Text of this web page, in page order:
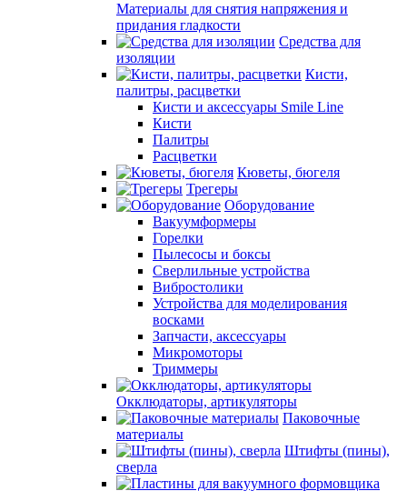
Материалы для снятия напряжения и
придания гладкости
Средства для
изоляции
Кисти,
палитры, расцветки
Кисти и аксессуары Smile Line
Кисти
Палитры
Расцветки
Кюветы, бюгеля
Трегеры
Оборудование
Вакуумформеры
Горелки
Пылесосы и боксы
Сверлильные устройства
Вибростолики
Устройства для моделирования
восками
Запчасти, аксессуары
Микромоторы
Триммеры
Окклюдаторы, артикуляторы
Паковочные
материалы
Штифты (пины),
сверла